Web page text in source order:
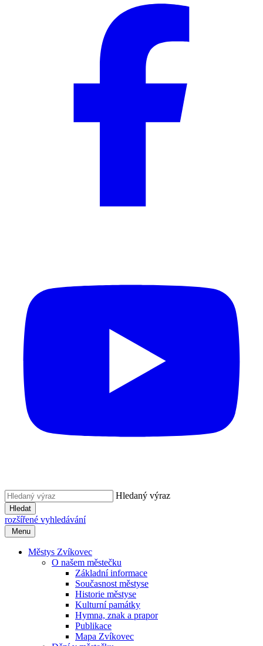
Hledaný výraz
Hledat
rozšířené vyhledávání
Menu
Městys Zvíkovec
O našem městečku
Základní informace
Současnost městyse
Historie městyse
Kulturní památky
Hymna, znak a prapor
Publikace
Mapa Zvíkovec